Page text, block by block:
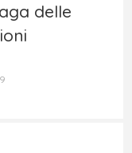
delle
delle